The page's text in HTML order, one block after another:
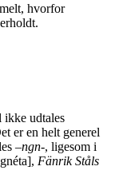
hvorfor
ikke udtales
er en helt generel
–ngn-, ligesom i
Fänrik Ståls